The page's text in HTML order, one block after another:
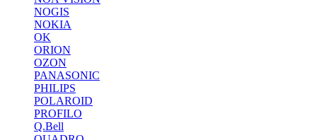
NOGIS
NOKIA
OK
ORION
OZON
PANASONIC
PHILIPS
POLAROID
PROFILO
Q.Bell